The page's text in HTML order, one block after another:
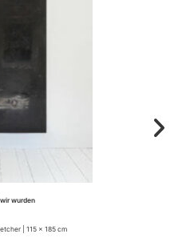
wurden
| 115 x 185 cm